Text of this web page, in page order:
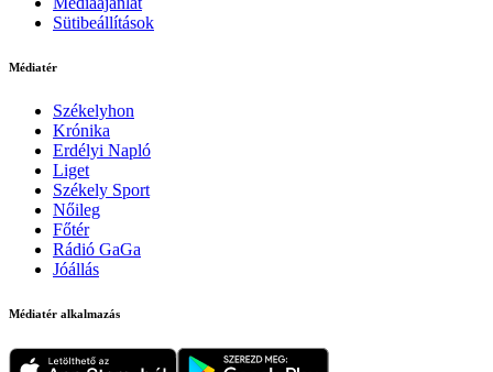
Sütibeállítások
Médiatér
Székelyhon
Krónika
Erdélyi Napló
Liget
Székely Sport
Nőileg
Főtér
Rádió GaGa
Jóállás
Médiatér alkalmazás